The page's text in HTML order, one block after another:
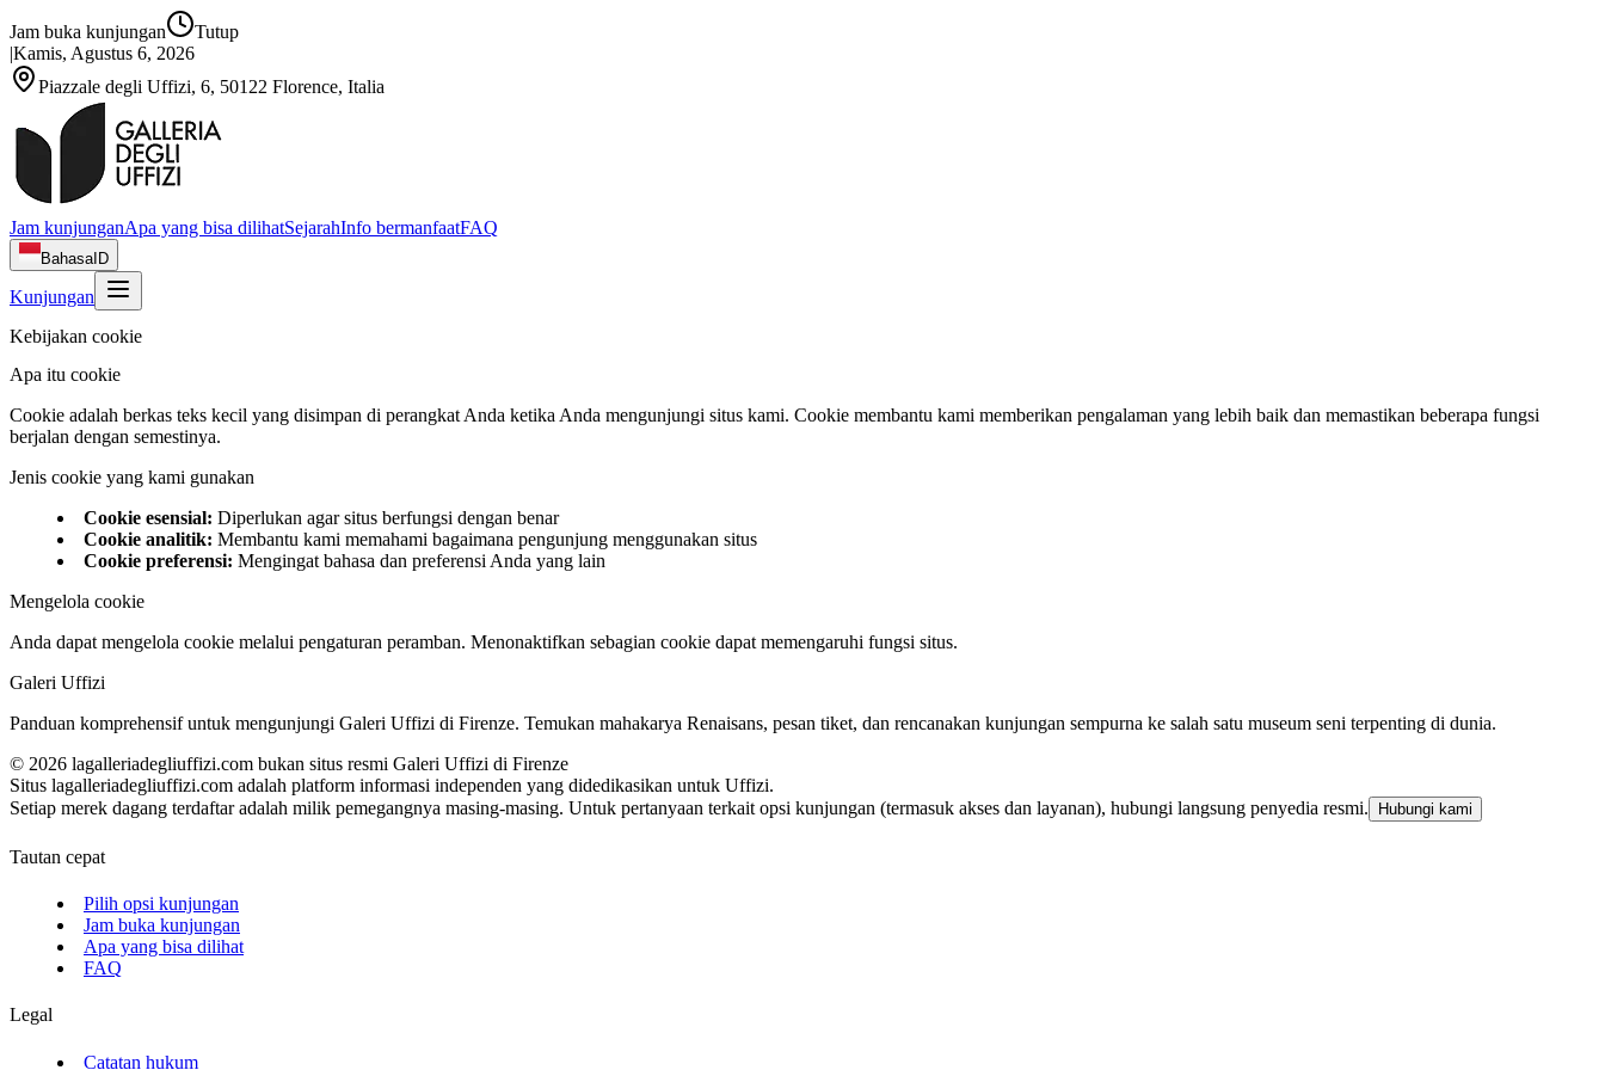
Jam buka kunjungan
Tutup
|Kamis, Agustus 6, 2026
Piazzale degli Uffizi, 6, 50122 Florence, Italia
Jam kunjunganApa yang bisa dilihatSejarahInfo bermanfaatFAQ
BahasaID
Kunjungan
Kebijakan cookie
Apa itu cookie
Cookie adalah berkas teks kecil yang disimpan di perangkat Anda ketika Anda mengunjungi situs kami. Cookie membantu kami memberikan pengalaman yang lebih baik dan memastikan beberapa fungsi
berjalan dengan semestinya.
Jenis cookie yang kami gunakan
Cookie esensial: Diperlukan agar situs berfungsi dengan benar
Cookie analitik: Membantu kami memahami bagaimana pengunjung menggunakan situs
Cookie preferensi: Mengingat bahasa dan preferensi Anda yang lain
Mengelola cookie
Anda dapat mengelola cookie melalui pengaturan peramban. Menonaktifkan sebagian cookie dapat memengaruhi fungsi situs.
Galeri Uffizi
Panduan komprehensif untuk mengunjungi Galeri Uffizi di Firenze. Temukan mahakarya Renaisans, pesan tiket, dan rencanakan kunjungan sempurna ke salah satu museum seni terpenting di dunia.
© 2026 lagalleriadegliuffizi.com bukan situs resmi Galeri Uffizi di Firenze
Situs lagalleriadegliuffizi.com adalah platform informasi independen yang didedikasikan untuk Uffizi.
Setiap merek dagang terdaftar adalah milik pemegangnya masing-masing. Untuk pertanyaan terkait opsi kunjungan (termasuk akses dan layanan), hubungi langsung penyedia resmi.
Hubungi kami
Tautan cepat
Pilih opsi kunjungan
Jam buka kunjungan
Apa yang bisa dilihat
FAQ
Legal
Catatan hukum